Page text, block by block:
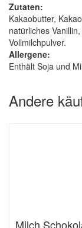
Zutaten:
Kakaobutter,
natürliches
Vollmilchpulver.
Allergene:
Enthält Soja und
Andere
Milch